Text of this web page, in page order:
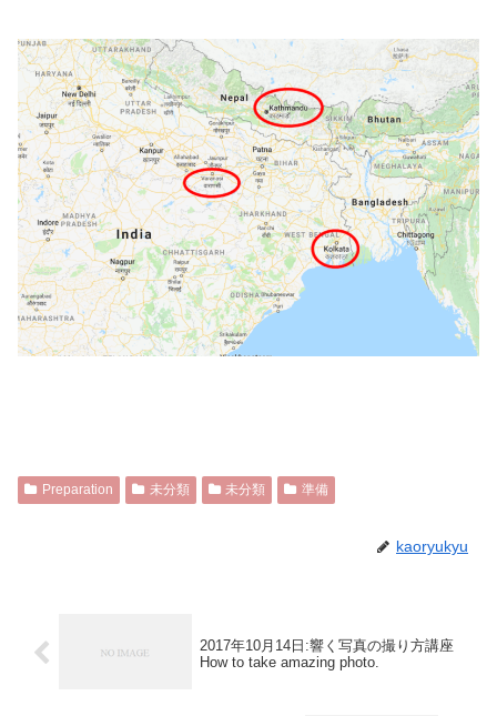
Preparation 未分類 未分類 準備
kaoryukyu
2017年10月14日:響く写真の撮り方講座
How to take amazing photo.